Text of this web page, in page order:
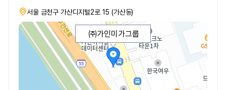
서울 금천구 가산디지털2로 15 (가산동)
㈜가인미가그룹